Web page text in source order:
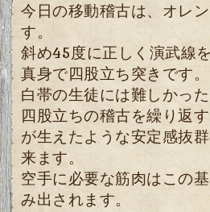
今日の移動稽古は、オレ
す。
斜め45度に正しく演武線
真身で四股立ち突きです。
白帯の生徒には難しかった
四股立ちの稽古を繰り返
が生えたような安定感抜
来ます。
空手に必要な筋肉はこの
み出されます。